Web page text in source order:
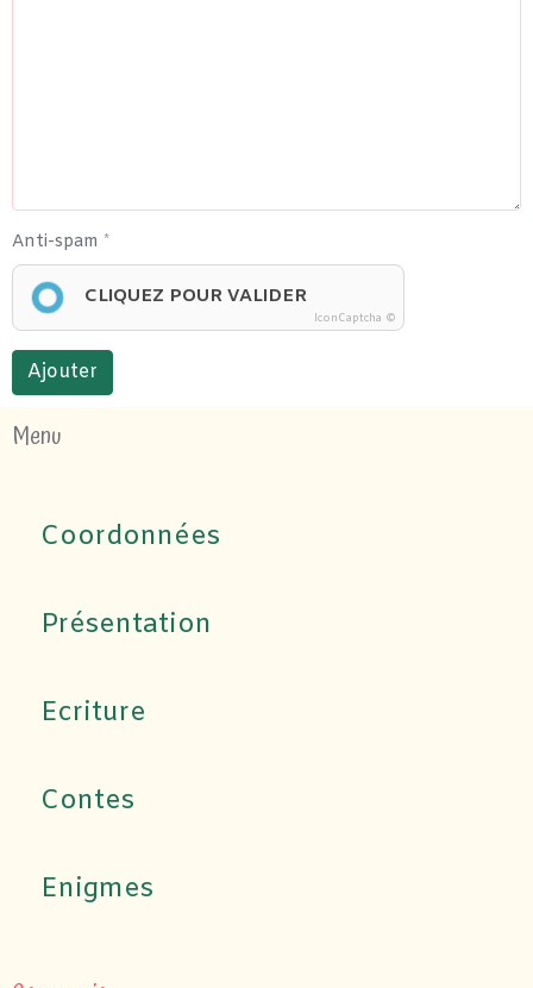
Anti-spam
CLIQUEZ POUR VALIDER
IconCaptcha ©
Ajouter
Menu
Coordonnées
Présentation
Ecriture
Contes
Enigmes